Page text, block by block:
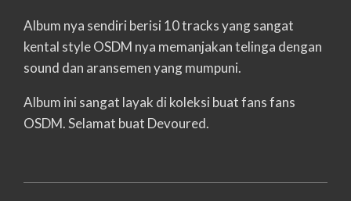
Album nya sendiri berisi 10 tracks yang sangat
kental style OSDM nya memanjakan telinga dengan
sound dan aransemen yang mumpuni.
Album ini sangat layak di koleksi buat fans fans
OSDM. Selamat buat Devoured.